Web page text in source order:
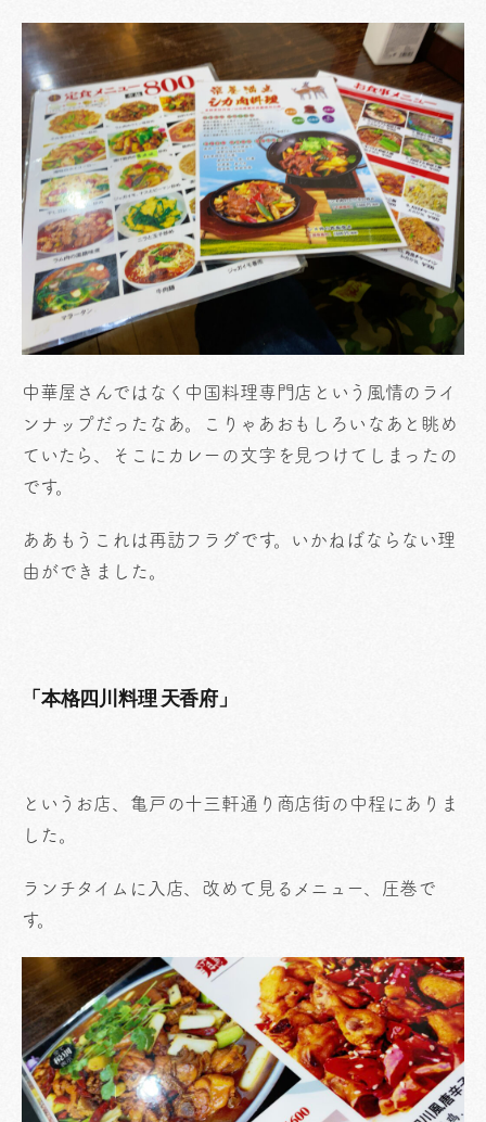
中華屋さんではなく中国料理専門店という風情のライ
ンナップだったなあ。こりゃあおもしろいなあと眺め
ていたら、そこにカレーの文字を見つけてしまったの
です。
ああもうこれは再訪フラグです。いかねばならない理
由ができました。
「本格四川料理 天香府」
というお店、亀戸の十三軒通り商店街の中程にありま
した。
ランチタイムに入店、改めて見るメニュー、圧巻で
す。